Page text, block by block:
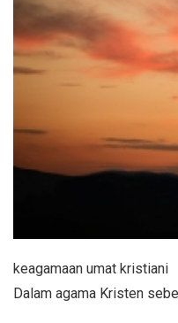
keagamaan umat kristiani
Dalam agama Kristen